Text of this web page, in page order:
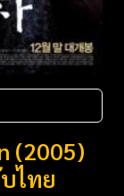
(2005)
ไทย